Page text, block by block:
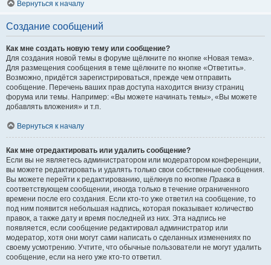
Вернуться к началу
Создание сообщений
Как мне создать новую тему или сообщение?
Для создания новой темы в форуме щёлкните по кнопке «Новая тема».
Для размещения сообщения в теме щёлкните по кнопке «Ответить».
Возможно, придётся зарегистрироваться, прежде чем отправить
сообщение. Перечень ваших прав доступа находится внизу страниц
форума или темы. Например: «Вы можете начинать темы», «Вы можете
добавлять вложения» и т.п.
Вернуться к началу
Как мне отредактировать или удалить сообщение?
Если вы не являетесь администратором или модератором конференции,
вы можете редактировать и удалять только свои собственные сообщения.
Вы можете перейти к редактированию, щёлкнув по кнопке Правка в
соответствующем сообщении, иногда только в течение ограниченного
времени после его создания. Если кто-то уже ответил на сообщение, то
под ним появится небольшая надпись, которая показывает количество
правок, а также дату и время последней из них. Эта надпись не
появляется, если сообщение редактировал администратор или
модератор, хотя они могут сами написать о сделанных изменениях по
своему усмотрению. Учтите, что обычные пользователи не могут удалить
сообщение, если на него уже кто-то ответил.